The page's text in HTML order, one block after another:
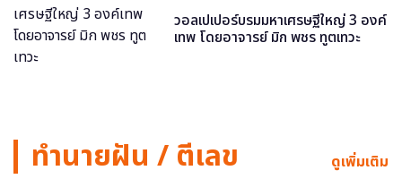
วอลเปเปอร์บรมมหาเศรษฐีใหญ่ 3 องค์
เทพ โดยอาจารย์ มิก พชร ทูตเทวะ
ทำนายฝัน / ตีเลข ดูเพิ่มเติม